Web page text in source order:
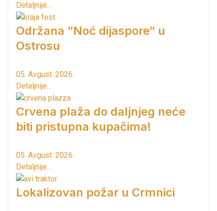
Detaljnije...
Održana ”Noć dijaspore” u
Ostrosu
05. Avgust. 2026.
Detaljnije...
Crvena plaža do daljnjeg neće
biti pristupna kupačima!
05. Avgust. 2026.
Detaljnije...
Lokalizovan požar u Crmnici